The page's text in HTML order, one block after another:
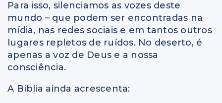
Para isso, silenciamos as vozes deste
mundo – que podem ser encontradas na
mídia, nas redes sociais e em tantos outros
lugares repletos de ruídos. No deserto, é
apenas a voz de Deus e a nossa
consciência.
A Bíblia ainda acrescenta: